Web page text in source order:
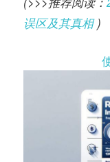
误区及其真相)